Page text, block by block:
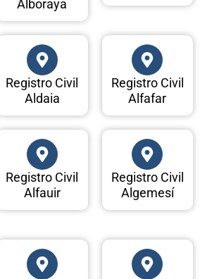
Alboraya
Registro Civil
Aldaia
Registro Civil
Alfafar
Registro Civil
Alfauir
Registro Civil
Algemesí